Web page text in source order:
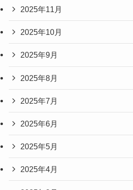
2025年11月
2025年10月
2025年9月
2025年8月
2025年7月
2025年6月
2025年5月
2025年4月